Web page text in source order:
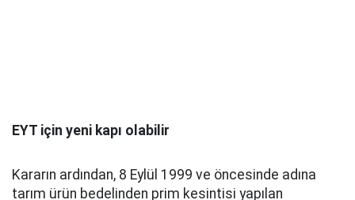
EYT için yeni kapı olabilir
Kararın ardından, 8 Eylül 1999 ve öncesinde adına
tarım ürün bedelinden prim kesintisi yapılan